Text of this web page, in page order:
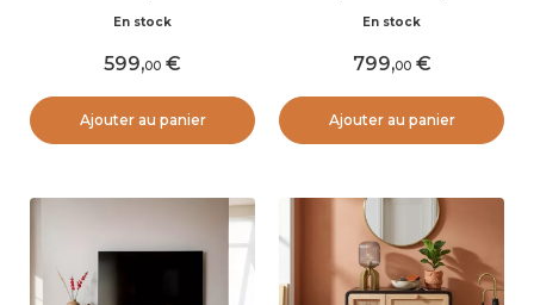
En stock
599,00
Ajouter au panier
En stock
799,00
Ajouter au panier